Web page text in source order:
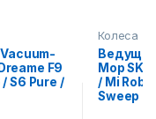
F9
/ S6 Pure /
Колеса
Mop
/ Mi
Sweep